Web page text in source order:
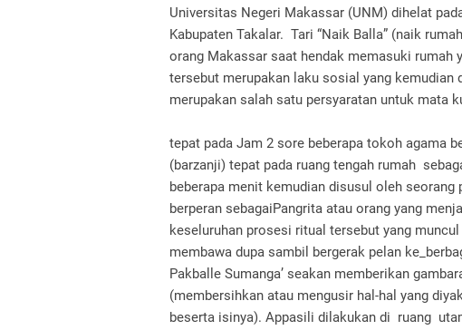
Universitas Negeri Makassar (UNM) dihelat
Kabupaten Takalar. Tari “Naik Balla” (naik
orang Makassar saat hendak memasuki rumah
tersebut merupakan laku sosial yang
merupakan salah satu persyaratan untuk mata
tepat pada Jam 2 sore beberapa tokoh agama
(barzanji) tepat pada ruang tengah rumah
beberapa menit kemudian disusul oleh seorang
berperan sebagaiPangrita atau orang yang
keseluruhan prosesi ritual tersebut yang
membawa dupa sambil bergerak pelan
Pakballe Sumanga’ seakan memberikan
(membersihkan atau mengusir hal-hal yang
beserta isinya). Appasili dilakukan di ruang